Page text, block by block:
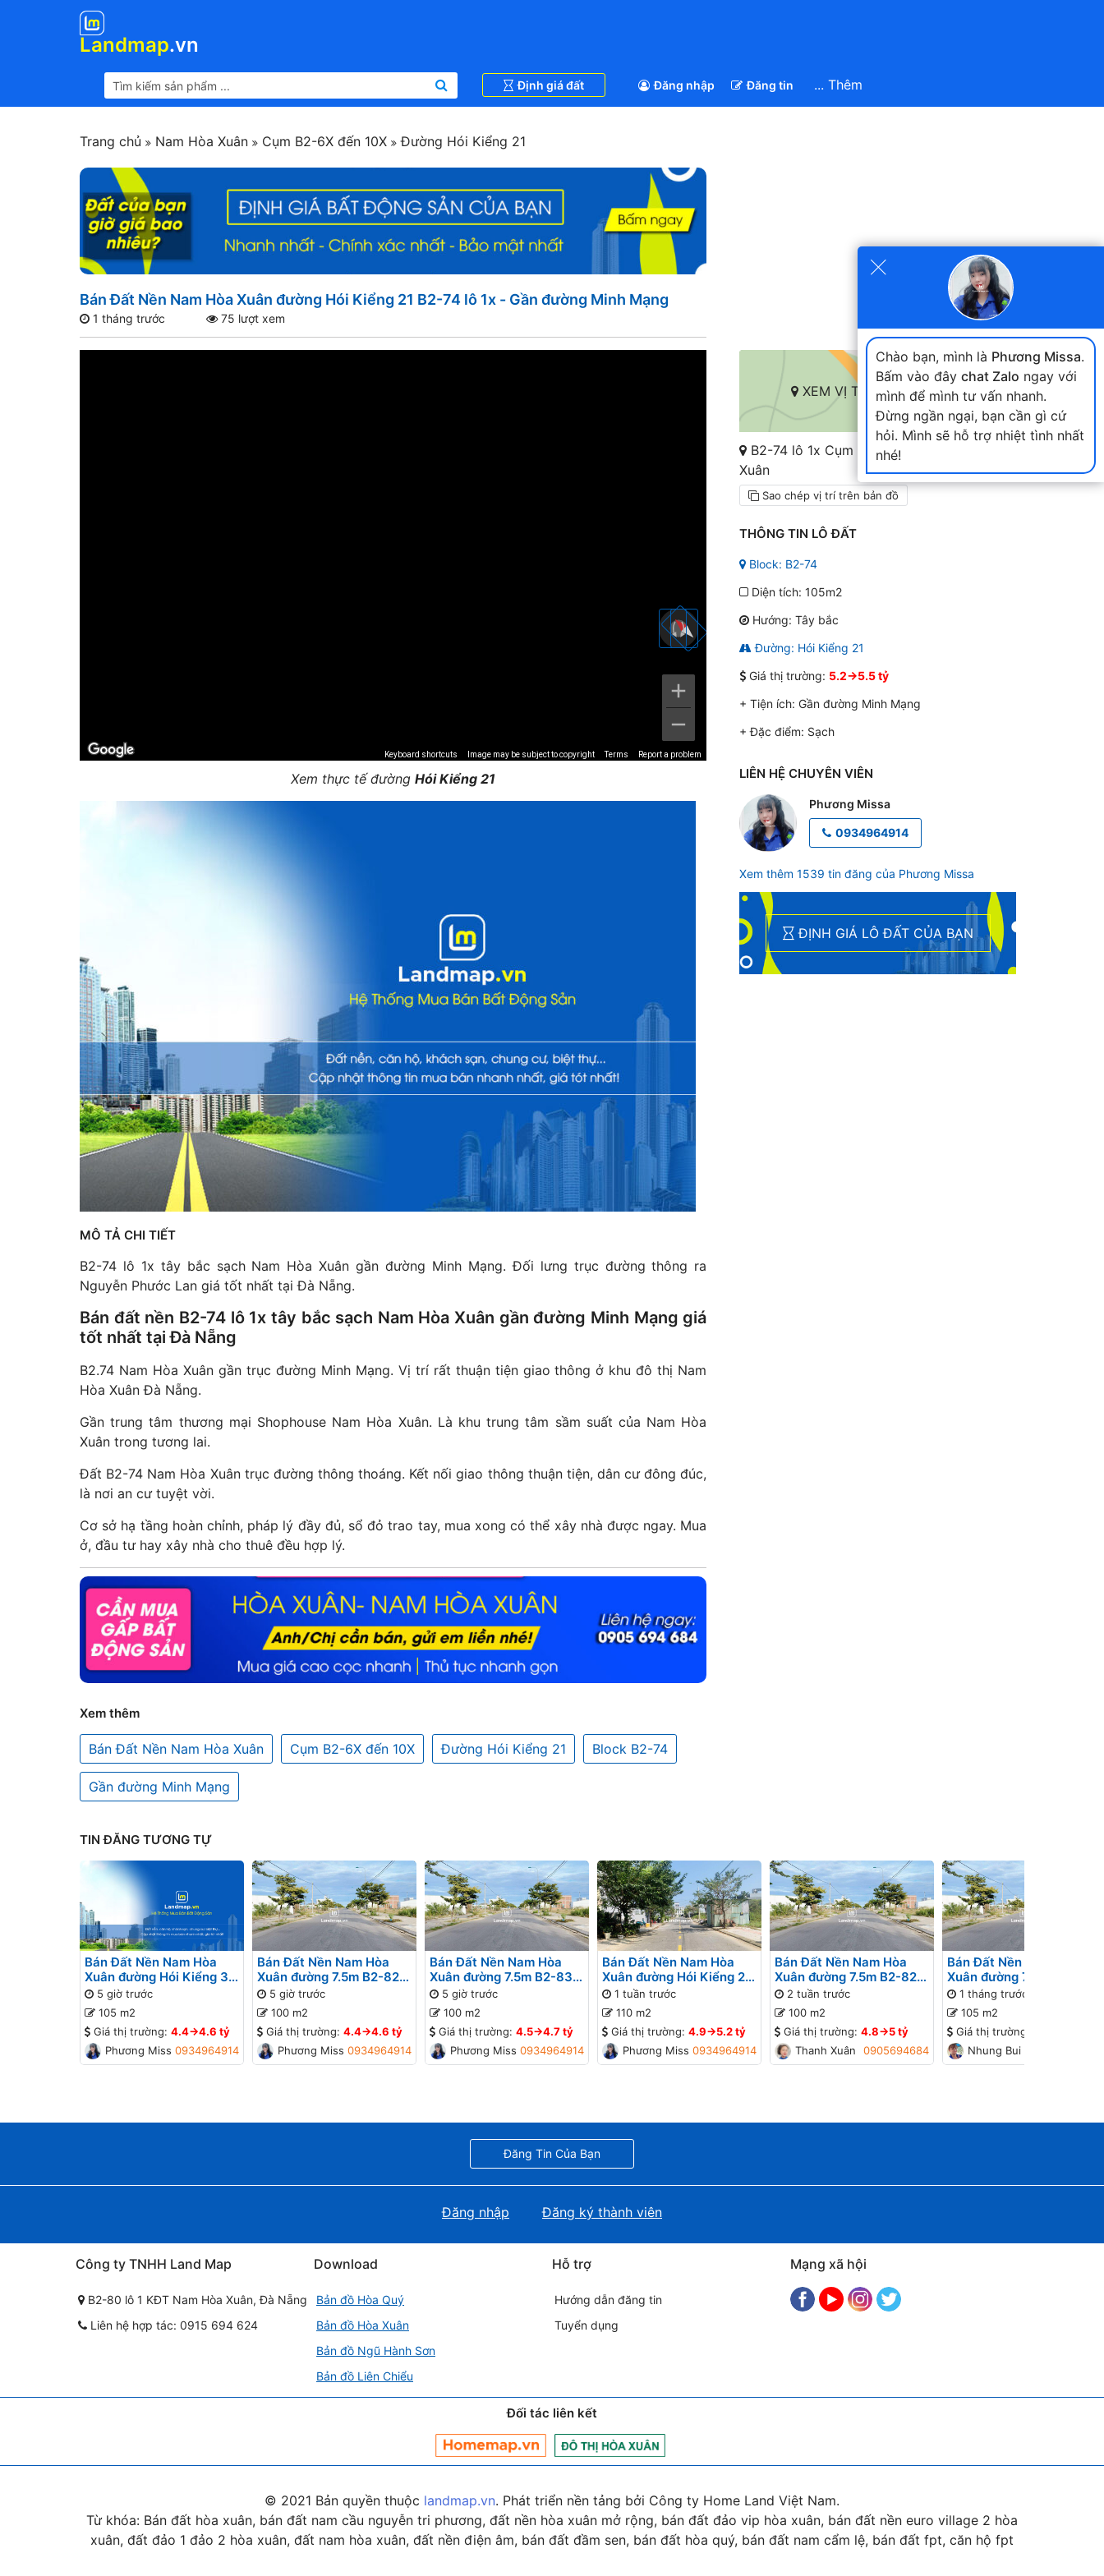
Landmap.vn
Định giá đất Đăng nhập Đăng tin ... Thêm
Trang chủ Nam Hòa Xuân Cụm B2-6X đến 10X Đường Hói Kiểng 21
Bán Đất Nền Nam Hòa Xuân đường Hói Kiểng 21 B2-74 lô 1x - Gần đường Minh Mạng
1 tháng trước 75 lượt xem
Keyboard shortcuts Image may be subject to copyright Terms Report a problem
Xem thực tế đườngHói Kiểng 21
MÔ TẢ CHI TIẾT
B2-74 lô 1x tây bắc sạch Nam Hòa Xuân gần đường Minh Mạng. Đối lưng trục đường thông ra
Nguyễn Phước Lan giá tốt nhất tại Đà Nẵng.
Bán đất nền B2-74 lô 1x tây bắc sạch Nam Hòa Xuân gần đường Minh Mạng giá
tốt nhất tại Đà Nẵng
B2.74 Nam Hòa Xuân gần trục đường Minh Mạng. Vị trí rất thuận tiện giao thông ở khu đô thị Nam
Hòa Xuân Đà Nẵng.
Gần trung tâm thương mại Shophouse Nam Hòa Xuân. Là khu trung tâm sầm suất của Nam Hòa
Xuân trong tương lai.
Đất B2-74 Nam Hòa Xuân trục đường thông thoáng. Kết nối giao thông thuận tiện, dân cư đông đúc,
là nơi an cư tuyệt vời.
Cơ sở hạ tầng hoàn chỉnh, pháp lý đầy đủ, sổ đỏ trao tay, mua xong có thể xây nhà được ngay. Mua
ở, đầu tư hay xây nhà cho thuê đều hợp lý.
XEM VỊ TRÍ TRÊN BẢN ĐỒ
B2-74 lô 1x Cụm B2-6X đến 10X Nam Hòa
Xuân
Sao chép vị trí trên bản đồ
THÔNG TIN LÔ ĐẤT
Block: B2-74
Diện tích: 105m2
Hướng: Tây bắc
Đường: Hói Kiểng 21
Giá thị trường: 5.2->5.5 tỷ
+ Tiện ích: Gần đường Minh Mạng
+ Đặc điểm: Sạch
LIÊN HỆ CHUYÊN VIÊN
Phương Missa
0934964914
Xem thêm 1539 tin đăng của Phương Missa
ĐỊNH GIÁ LÔ ĐẤT CỦA BẠN
Xem thêm
Bán Đất Nền Nam Hòa Xuân Cụm B2-6X đến 10X Đường Hói Kiểng 21 Block B2-74
Gần đường Minh Mạng
TIN ĐĂNG TƯƠNG TỰ
Bán Đất Nền Nam Hòa
Xuân đường Hói Kiểng 31
B2-95 lô 9x - Gần Sông
5 giờ trước
105 m2
Giá thị trường: 4.4->4.6 tỷ
Phương Missa0934964914
Bán Đất Nền Nam Hòa
Xuân đường 7.5m B2-82
lô 4x - Gần Sông
5 giờ trước
100 m2
Giá thị trường: 4.4->4.6 tỷ
Phương Missa0934964914
Bán Đất Nền Nam Hòa
Xuân đường 7.5m B2-83
lô 9x - Đối diện bệnh viện,
Gần Sông
5 giờ trước
100 m2
Giá thị trường: 4.5->4.7 tỷ
Phương Missa0934964914
Bán Đất Nền Nam Hòa
Xuân đường Hói Kiểng 26
B2-101 lô 6x - Gần đường
Minh Mạng
1 tuần trước
110 m2
Giá thị trường: 4.9->5.2 tỷ
Phương Missa0934964914
Bán Đất Nền Nam Hòa
Xuân đường 7.5m B2-82
lô 4x - Gần Sông
2 tuần trước
100 m2
Giá thị trường: 4.8->5 tỷ
Thanh Xuân
0905694684
Bán Đất Nền Nam Hòa
Xuân đường 7.5m B2-77
lô 1x - Đường thông, Gần
đường Minh Mạng
1 tháng trước
105 m2
Giá thị trường:
Nhung Bui
×
Chào bạn, mình là Phương Missa.
Bấm vào đây chat Zalo ngay với
mình để mình tư vấn nhanh.
Đừng ngần ngại, bạn cần gì cứ
hỏi. Mình sẽ hỗ trợ nhiệt tình nhất
nhé!
Đăng Tin Của Bạn
Đăng nhập Đăng ký thành viên
Công ty TNHH Land Map
B2-80 lô 1 KĐT Nam Hòa Xuân, Đà Nẵng
Liên hệ hợp tác: 0915 694 624
Download
Bản đồ Hòa Quý
Bản đồ Hòa Xuân
Bản đồ Ngũ Hành Sơn
Bản đồ Liên Chiểu
Hỗ trợ
Hướng dẫn đăng tin
Tuyển dụng
Mạng xã hội
Đối tác liên kết
© 2021 Bản quyền thuộc landmap.vn. Phát triển nền tảng bởi Công ty Home Land Việt Nam.
Từ khóa: Bán đất hòa xuân, bán đất nam cầu nguyễn tri phương, đất nền hòa xuân mở rộng, bán đất đảo vip hòa xuân, bán đất nền euro village 2 hòa
xuân, đất đảo 1 đảo 2 hòa xuân, đất nam hòa xuân, đất nền điện âm, bán đất đầm sen, bán đất hòa quý, bán đất nam cẩm lệ, bán đất fpt, căn hộ fpt